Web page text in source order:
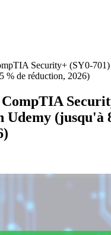
Security+ (SY0-
% de réduction, 2026)
Udemy (jusqu'à